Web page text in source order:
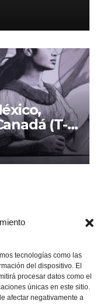
tecnologías como las
del dispositivo. El
procesar datos como el
únicas en este sitio.
afectar negativamente a
(T-
el